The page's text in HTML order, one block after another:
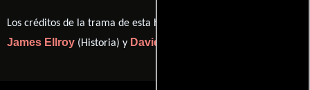
Los créditos de la trama de esta historia están divididos entre
James Ellroy (Historia) y David Ayer